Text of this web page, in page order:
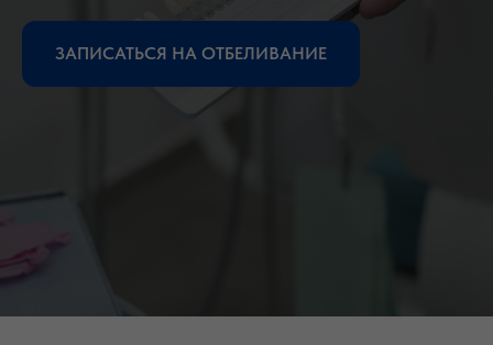
ЗАПИСАТЬСЯ НА ОТБЕЛИВАНИЕ